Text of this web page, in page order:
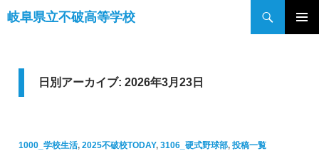
岐阜県立不破高等学校
検
索
日別アーカイブ: 2026年3月23日
1000_学校生活, 2025不破校TODAY, 3106_硬式野球部, 投稿一覧